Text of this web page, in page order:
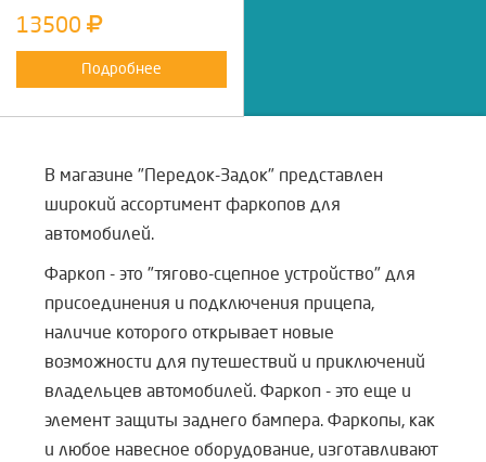
13500
Подробнее
В магазине "Передок-Задок" представлен
широкий ассортимент фаркопов для
автомобилей.
Фаркоп - это "тягово-сцепное устройство" для
присоединения и подключения прицепа,
наличие которого открывает новые
возможности для путешествий и приключений
владельцев автомобилей. Фаркоп - это еще и
элемент защиты заднего бампера. Фаркопы, как
и любое навесное оборудование, изготавливают